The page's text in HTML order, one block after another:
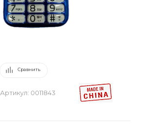
Сравнить
Артикул: 0011843